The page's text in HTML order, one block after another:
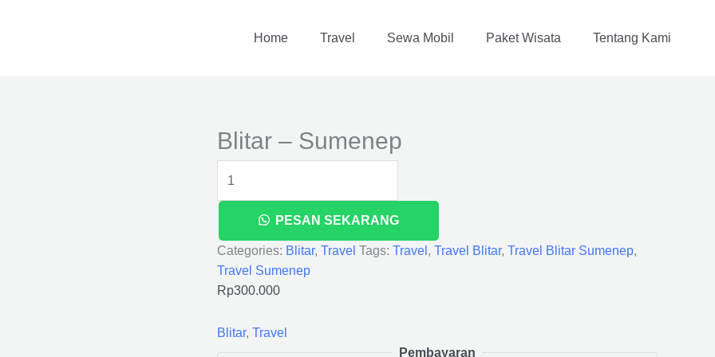
Home Travel Sewa Mobil Paket Wisata Tentang Kami
Blitar – Sumenep
PESAN SEKARANG
Categories: Blitar, Travel Tags: Travel , Travel Blitar, Travel Blitar Sumenep,
Travel Sumenep
Rp300.000
Blitar, Travel
Pembayaran